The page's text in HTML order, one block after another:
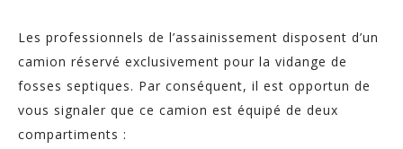
Les professionnels de l’assainissement disposent d’un
camion réservé exclusivement pour la vidange de
fosses septiques. Par conséquent, il est opportun de
vous signaler que ce camion est équipé de deux
compartiments :